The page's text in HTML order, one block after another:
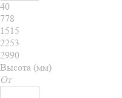
40
778
1515
2253
2990
Высота (мм)
От